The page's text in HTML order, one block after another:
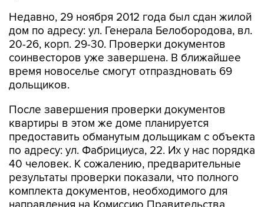
Недавно, 29 ноября 2012 года был сдан жилой
дом по адресу: ул. Генерала Белобородова, вл.
20-26, корп. 29-30. Проверки документов
соинвесторов уже завершена. В ближайшее
время новоселье смогут отпраздновать 69
дольщиков.
После завершения проверки документов
квартиры в этом же доме планируется
предоставить обманутым дольщикам с объекта
по адресу: ул. Фабрициуса, 22. Их у нас порядка
40 человек. К сожалению, предварительные
результаты проверки показали, что полного
комплекта документов, необходимого для